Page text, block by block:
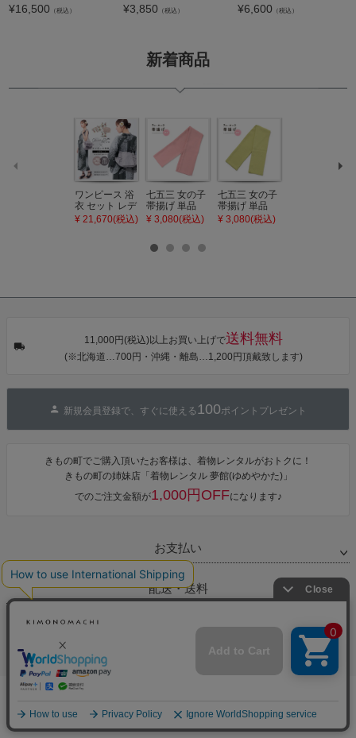
¥16,500 （税込） ¥3,850 （税込） ¥6,600 （税込）
新着商品
ワンピース 浴
衣 セット レデ
ィース 吸水速
タン・夜の葉
カシュクール
ワンピース 簡
単着付け 大人
¥ 21,670(税込)
七五三 女の子
帯揚げ 単品
「灰桃色」日
びあげ 和装 着
【メール便不
¥ 3,080(税込)
七五三 女の子
帯揚げ 単品
「若葉色」日
【メール便不
¥ 3,080(税込)
【メール便不
11,000円(税込)以上お買い上げで送料無料
(※北海道…700円・沖縄・離島…1,200円頂戴致します)
新規会員登録で、すぐに使える 100ポイントプレゼント
きもの町でご購入頂いたお客様は、着物レンタルがおトクに！
きもの町の姉妹店「着物レンタル 夢館(ゆめやかた)」
でのご注文金額が1,000円OFFになります♪
お支払い
配送・送料
返品・交換
お問合せ先
特集ページ